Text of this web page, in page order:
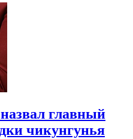
главный
чикунгунья